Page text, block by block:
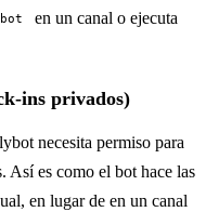
en un canal o ejecuta
ins privados)
necesita permiso para
Así es como el bot hace las
en lugar de en un canal